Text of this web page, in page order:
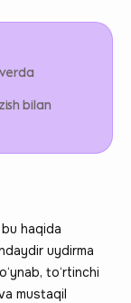
bilan
haqida
uydirma
to‘rtinchi
mustaqil